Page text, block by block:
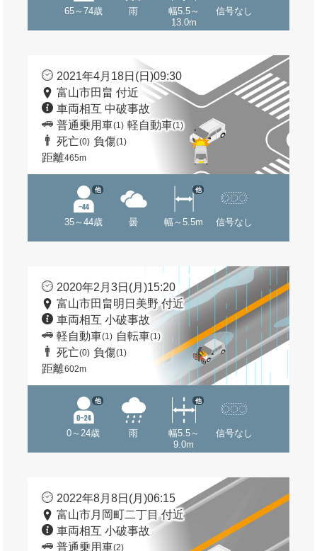
65～74歳 雨
幅5.5～
13.0m
信号なし
2021年4月18日(日)09:30
富山市田畠 付近
車両相互 中破事故
普通乗用車(1) 軽自動車(1)
死亡(0) 負傷(1)
距離465m
35～44歳
他
曇 幅～5.5m
他
信号なし
2020年2月3日(月)15:20
富山市田畠明日美野 付近
車両相互 小破事故
軽自動車(1) 自転車(1)
死亡(0) 負傷(1)
距離602m
0～24歳
他
雨
幅5.5～
9.0m
他
信号なし
2022年8月8日(月)06:15
富山市月岡町二丁目 付近
車両相互 小破事故
普通乗用車(2)